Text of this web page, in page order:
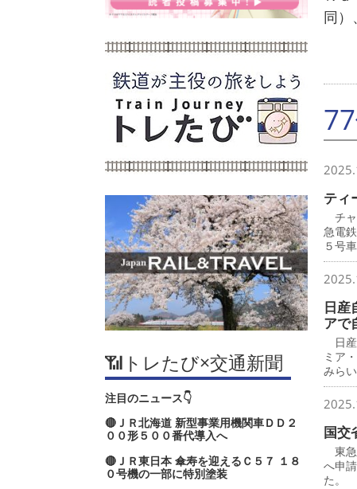
📶トレたび×交通新聞
注目のニュース👇
🔴ＪＲ北海道 新型事業用機関車ＤＤ２
００形５００番代導入へ
🔴ＪＲ東日本 傘寿を迎えるＣ５７ １８
０号機の一部に特別塗装
同）
ティ
チャ
急電
５号
日産
アで
日産
ミア
みら
国交
東急
へ申
た。